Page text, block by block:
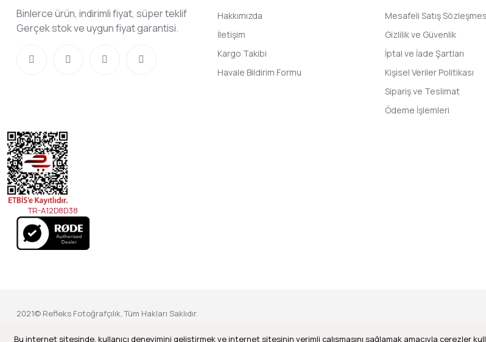
Bu internet sitesinde, kullanıcı deneyimini geliştirmek ve internet sitesinin verimli çalışmasını sağlamak amacıyla çerezler
Binlerce ürün, indirimli fiyat, süper teklif
Gerçek stok ve uygun fiyat garantisi.
Hakkımızda
İletişim
Kargo Takibi
Havale Bildirim Formu
Mesafeli Satış
Gizlilik ve Güvenlik
İptal ve İade Şartları
Kişisel Veriler Politikası
Sipariş ve Teslimat
Ödeme İşlemleri
TR-A12D8D38
2021© Refleks Fotoğrafçılık, Tüm Hakları Saklıdır.